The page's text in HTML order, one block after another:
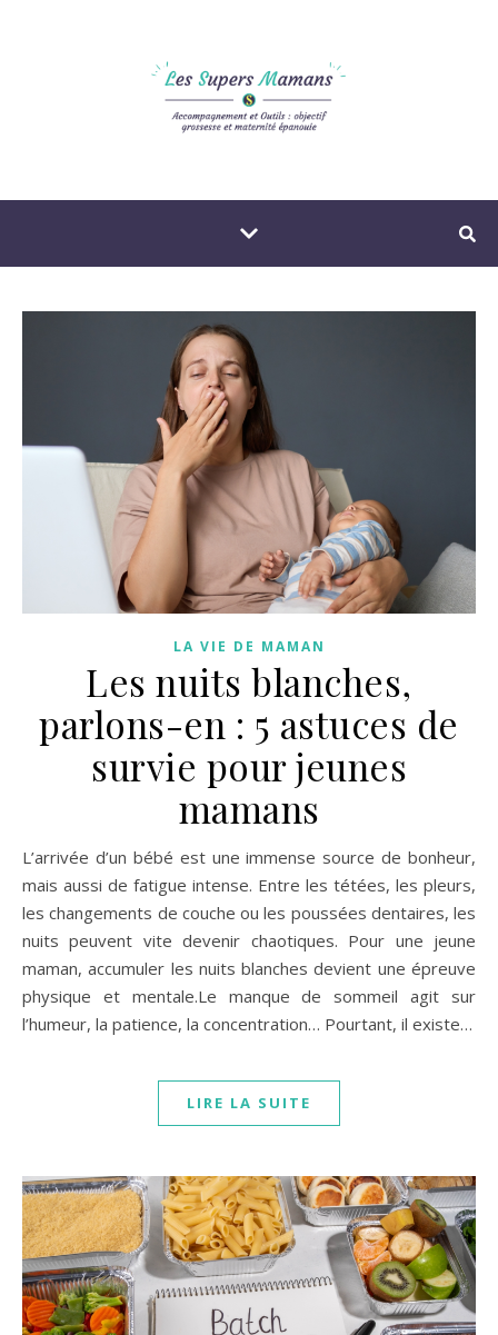
LA VIE DE MAMAN
Les nuits blanches,
parlons-en : 5 astuces de
survie pour jeunes
mamans
L’arrivée d’un bébé est une immense source de bonheur,
mais aussi de fatigue intense. Entre les tétées, les pleurs,
les changements de couche ou les poussées dentaires, les
nuits peuvent vite devenir chaotiques. Pour une jeune
maman, accumuler les nuits blanches devient une épreuve
physique et mentale.Le manque de sommeil agit sur
l’humeur, la patience, la concentration… Pourtant, il existe…
LIRE LA SUITE